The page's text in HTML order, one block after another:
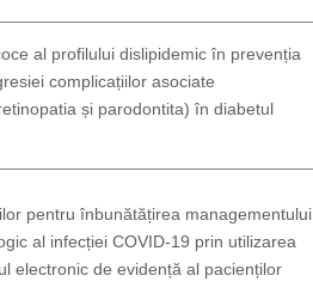
al profilului dislipidemic în prevenția
complicațiilor asociate
și parodontita) în diabetul
pentru înbunătățirea managementului
al infecției COVID-19 prin utilizarea
electronic de evidență al pacienților